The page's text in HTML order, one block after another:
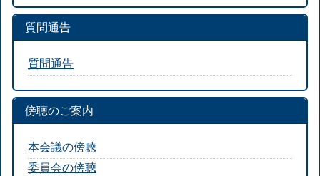
質問通告
質問通告
傍聴のご案内
本会議の傍聴
委員会の傍聴